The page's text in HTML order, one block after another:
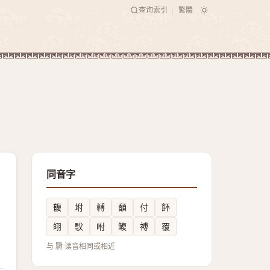
查询索引 繁體
同音字
㬼 坿 䪙 䫝 付
䬪
䎅
䭸 咐 鳆 禣 覆
与 䮛 读音相同或相近